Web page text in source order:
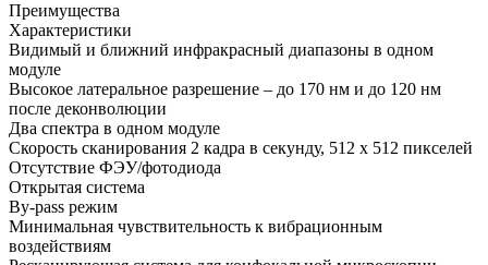
Преимущества
Характеристики
Видимый и ближний инфракрасный диапазоны в одном
модуле
Высокое латеральное разрешение – до 170 нм и до 120 нм
после деконволюции
Два спектра в одном модуле
Скорость сканирования 2 кадра в секунду, 512 х 512 пикселей
Отсутствие ФЭУ/фотодиода
Открытая система
By-pass режим
Минимальная чувствительность к вибрационным
воздействиям